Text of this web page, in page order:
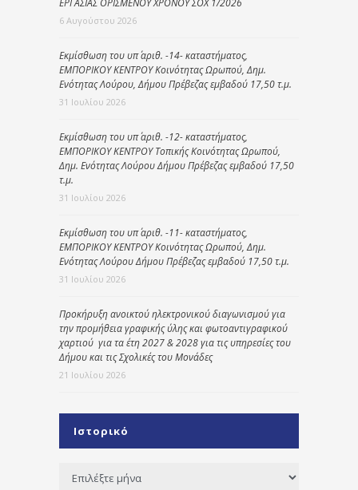
6 Αυγούστου 2026
Εκμίσθωση του υπ΄ αριθ. -14- καταστήματος,
ΕΜΠΟΡΙΚΟΥ ΚΕΝΤΡΟΥ Κοινότητας Ωρωπού, Δημ.
Ενότητας Λούρου, Δήμου Πρέβεζας εμβαδού 17,50 τ.μ.
31 Ιουλίου 2026
Εκμίσθωση του υπ΄ αριθ. -12- καταστήματος,
ΕΜΠΟΡΙΚΟΥ ΚΕΝΤΡΟΥ Τοπικής Κοινότητας Ωρωπού,
Δημ. Ενότητας Λούρου Δήμου Πρέβεζας εμβαδού 17,50
τ.μ.
31 Ιουλίου 2026
Εκμίσθωση του υπ΄ αριθ. -11- καταστήματος,
ΕΜΠΟΡΙΚΟΥ ΚΕΝΤΡΟΥ Κοινότητας Ωρωπού, Δημ.
Ενότητας Λούρου Δήμου Πρέβεζας εμβαδού 17,50 τ.μ.
31 Ιουλίου 2026
Προκήρυξη ανοικτού ηλεκτρονικού διαγωνισμού για
την προμήθεια γραφικής ύλης και φωτοαντιγραφικού
χαρτιού για τα έτη 2027 & 2028 για τις υπηρεσίες του
Δήμου και τις Σχολικές του Μονάδες
21 Ιουλίου 2026
Ιστορικό
Ιστορικό